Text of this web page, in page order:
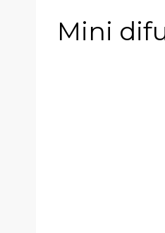
Mini